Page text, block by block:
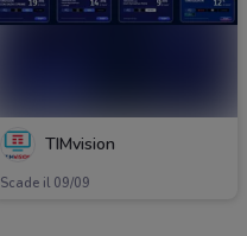
TIMvision
Scade il 09/09